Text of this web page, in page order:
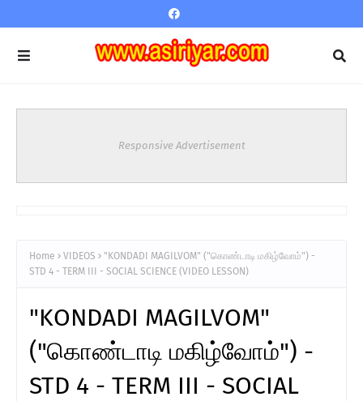
Responsive Advertisement
Home VIDEOS
"KONDADI MAGILVOM" ("கொண்டாடி மகிழ்வோம்") -
STD 4 - TERM III - SOCIAL SCIENCE (VIDEO LESSON)
"KONDADI MAGILVOM"
("கொண்டாடி மகிழ்வோம்") -
STD 4 - TERM III - SOCIAL